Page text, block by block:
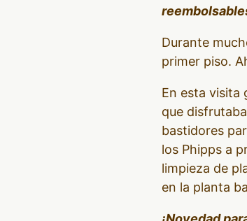
Durante
primer piso.
En esta visita
que
bastidores
los Phipps a
limpieza de
en la planta